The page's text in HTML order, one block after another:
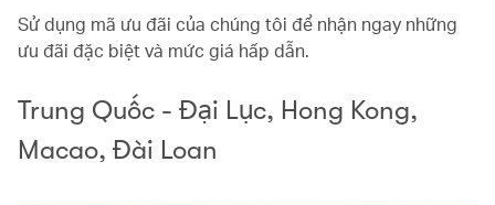
Sử dụng mã ưu đãi của chúng tôi để nhận ngay những
ưu đãi đặc biệt và mức giá hấp dẫn.
Trung Quốc - Đại Lục, Hong Kong,
Macao, Đài Loan